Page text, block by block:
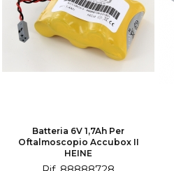
Batteria 6V 1,7Ah Per
Oftalmoscopio Accubox II
HEINE